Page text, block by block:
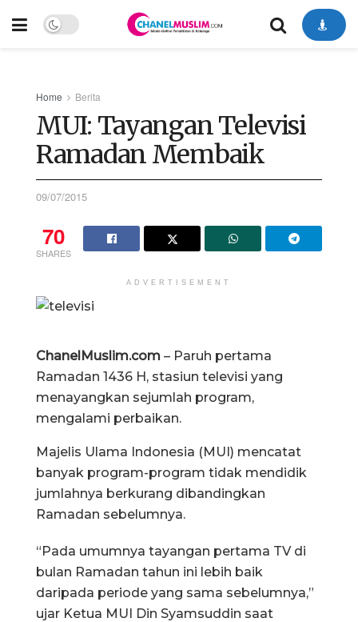
Home Berita
MUI: Tayangan Televisi
Ramadan Membaik
09/07/2015
70
SHARES
ADVERTISEMENT
ChanelMuslim.com – Paruh pertama
Ramadan 1436 H, stasiun televisi yang
menayangkan sejumlah program,
mengalami perbaikan.
Majelis Ulama Indonesia (MUI) mencatat
banyak program-program tidak mendidik
jumlahnya berkurang dibandingkan
Ramadan sebelumnya.
“Pada umumnya tayangan pertama TV di
bulan Ramadan tahun ini lebih baik
daripada periode yang sama sebelumnya,”
ujar Ketua MUI Din Syamsuddin saat